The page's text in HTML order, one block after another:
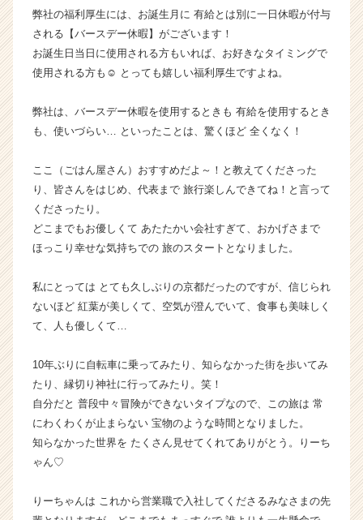
が
届
く
就
サ
ト
ア
キ
リ
ア
e
e
a
r
e
r）
弊社の福利厚生には、お誕生月に 有給とは別に一日休暇が付与
される【バースデー休暇】がございます！
お誕生日当日に使用される方もいれば、お好きなタイミングで
使用される方も☺ とっても嬉しい福利厚生ですよね。
弊社は、バースデー休暇を使用するときも 有給を使用するとき
も、使いづらい… といったことは、驚くほど 全くなく！
ここ（ごはん屋さん）おすすめだよ～！と教えてくださった
り、皆さんをはじめ、代表まで 旅行楽しんできてね！と言って
くださったり。
どこまでもお優しくて あたたかい会社すぎて、おかげさまで
ほっこり幸せな気持ちでの 旅のスタートとなりました。
私にとっては とても久しぶりの京都だったのですが、信じられ
ないほど 紅葉が美しくて、空気が澄んでいて、食事も美味しく
て、人も優しくて…
10年ぶりに自転車に乗ってみたり、知らなかった街を歩いてみ
たり、縁切り神社に行ってみたり。笑！
自分だと 普段中々冒険ができないタイプなので、この旅は 常
にわくわくが止まらない 宝物のような時間となりました。
知らなかった世界を たくさん見せてくれてありがとう。りーち
ゃん♡
りーちゃんは これから営業職で入社してくださるみなさまの先